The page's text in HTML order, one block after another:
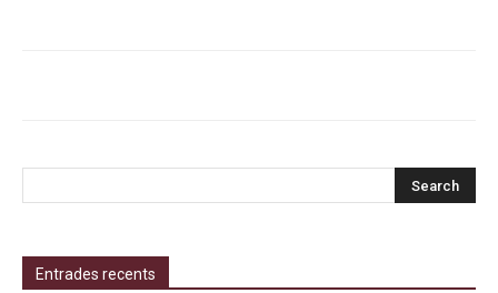
Entrades recents